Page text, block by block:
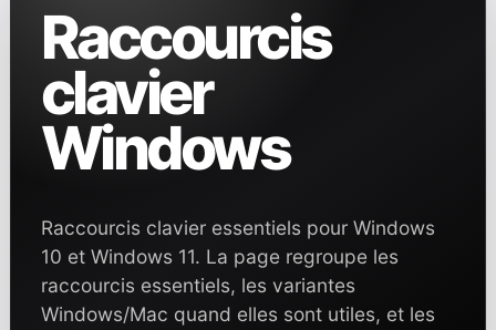
Raccourcis
clavier
Windows
Raccourcis clavier essentiels pour Windows
10 et Windows 11. La page regroupe les
raccourcis essentiels, les variantes
Windows/Mac quand elles sont utiles, et les